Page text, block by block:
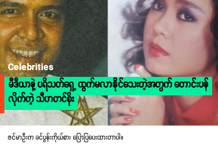
Celebrities
မီဒီယာနဲ့ ပရိသတ်ရှေ့ ထွက်မလာနိုင်သေးတဲ့အတွက် တောင်းပန်
လိုက်တဲ့ သီဟတင်စိုး
ဇင်မာဦးက ခင်ပွန်းကိုယ်စား ပြောပြပေးထားတာပါ။